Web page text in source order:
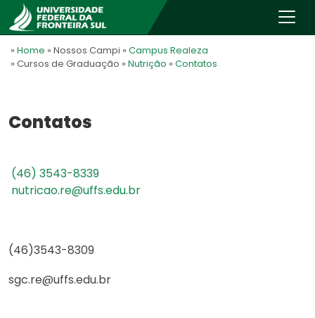
» Home » Nossos Campi » Campus Realeza
» Cursos de Graduação » Nutrição » Contatos
Contatos
(46) 3543-8339
nutricao.re@uffs.edu.br
(46)3543-8309
sgc.re@uffs.edu.br